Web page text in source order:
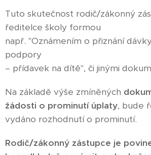
Tuto skutečnost rodič/zákonný
ředitelce školy formou
např. "Oznámením o přiznání
podpory
– přídavek na dítě", či jinými
Na základě výše zmíněných
žádosti o prominutí úplaty, bude
vydáno rozhodnutí o prominutí.
Rodič/zákonný zástupce je